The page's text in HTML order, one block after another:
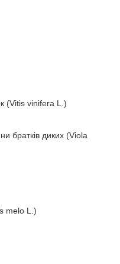
(Vitis vinifera L.)
братків диких (Viola
melo L.)